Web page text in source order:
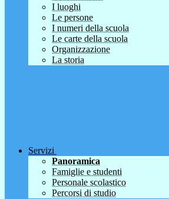
I luoghi
Le persone
I numeri della scuola
Le carte della scuola
Organizzazione
La storia
Servizi
Panoramica
Famiglie e studenti
Personale scolastico
Percorsi di studio